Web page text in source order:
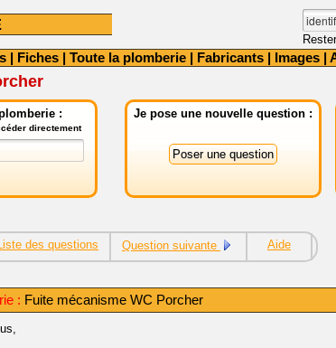
| Fiches | Toute la plomberie | Fabricants | Images |
:
directement
Je pose une nouvelle question :
des questions Question suivante Aide
: Fuite mécanisme WC Porcher